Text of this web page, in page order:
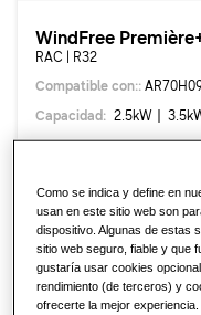
¿Qué es un aire
cómo funciona?
SOLUCIONES
Comercio
Restaurante
Soluciones de
SOLUCIONES
Soluciones de
Controles
WindFree
SmartThings
Compara
Productos
WindFree
RAC | R32
Compatible con::
Capacidad : 2.5kW 3.5
Ir a la
Como se indica y define en
usan en este sitio web son
dispositivo. Algunas de estas
sitio web seguro, fiable y que
gustaría usar cookies
rendimiento (de terceros) y
ofrecerte la mejor